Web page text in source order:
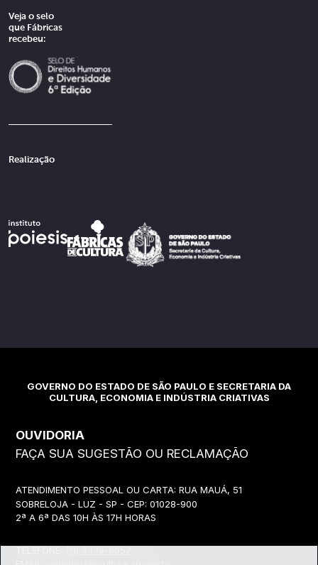
Veja o selo
que Fábricas
recebeu:
Realização
GOVERNO DO ESTADO DE SÃO PAULO E SECRETARIA DA
CULTURA, ECONOMIA E INDÚSTRIA CRIATIVAS
OUVIDORIA
FAÇA SUA SUGESTÃO OU RECLAMAÇÃO
ATENDIMENTO PESSOAL OU CARTA: RUA MAUÁ, 51
SOBRELOJA - LUZ - SP - CEP: 01028-900
2ª A 6ª DAS 10H ÀS 17H HORAS